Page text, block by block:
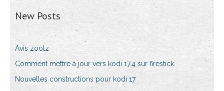
New Posts
Avis zoolz
Comment mettre à jour vers kodi 17.4 sur firestick
Nouvelles constructions pour kodi 17